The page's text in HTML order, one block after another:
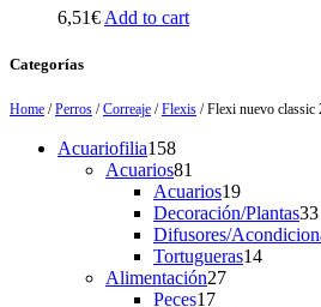
6,51€ Add to cart
Categorías
Home /Perros /Correaje /Flexis / Flexi nuevo classic
Acuariofilia158158
products
Acuarios81
products
Acuarios1919
products
Decoración/Plantas33
Difusores/
Tortugueras1414
Alimentación2727
Peces1717